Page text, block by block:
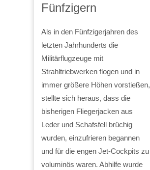
Fünfzigern
Als in den Fünfzigerjahren des
letzten Jahrhunderts die
Militärflugzeuge mit
Strahltriebwerken flogen und in
immer größere Höhen vorstießen,
stellte sich heraus, dass die
bisherigen Fliegerjacken aus
Leder und Schafsfell brüchig
wurden, einzufrieren begannen
und für die engen Jet-Cockpits zu
voluminös waren. Abhilfe wurde